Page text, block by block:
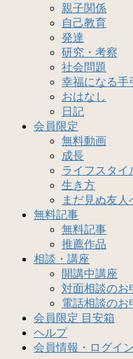
親子関係
自己教育
発達
研究・考察
社会問題
幸福になる手
おはなし
日記
会員限定
無料動画
成長
ライフスタイ
生き方
まだ見ぬ友人
無料記事
無料記事
推薦作品
相談・講座
開講中講座
対面相談のお
電話相談のお
会員限定 目安箱
ヘルプ
会員情報・ログイン